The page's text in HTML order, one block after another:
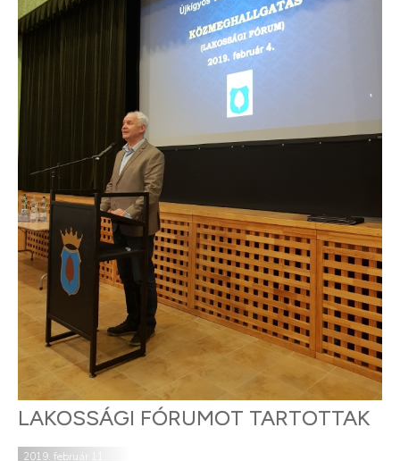
LAKOSSÁGI FÓRUMOT TARTOTTAK
2019. február 11.